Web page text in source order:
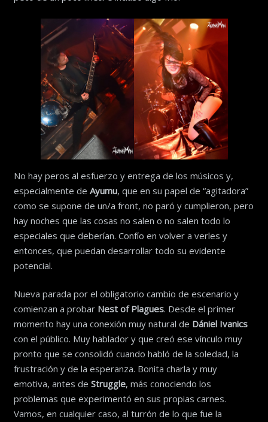
No hay peros al esfuerzo y entrega de los músicos y,
especialmente de Ayumu, que en su papel de “agitadora”
como se supone de un/a front, no paró y cumplieron, pero
hay noches que las cosas no salen o no salen todo lo
especiales que deberían. Confío en volver a verles y
entonces, que puedan desarrollar todo su evidente
potencial.
Nueva parada por el obligatorio cambio de escenario y
comienzan a probar Nest of Plagues. Desde el primer
momento hay una conexión muy natural de Dániel Ivanics
con el público. Muy hablador y que creó ese vínculo muy
pronto que se consolidó cuando habló de la soledad, la
frustración y de la esperanza. Bonita charla y muy
emotiva, antes de Struggle, más conociendo los
problemas que experimentó en sus propias carnes.
Vamos, en cualquier caso, al turrón de lo que fue la